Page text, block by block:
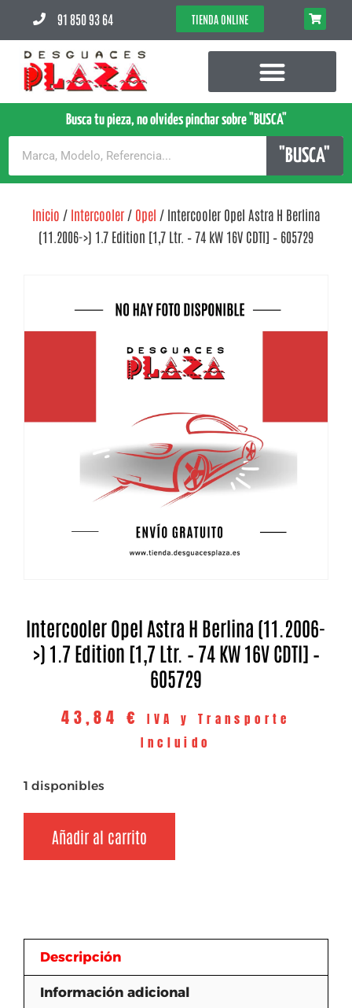
91 850 93 64 TIENDA ONLINE
Busca tu pieza, no olvides pinchar sobre "BUSCA"
"BUSCA"
Inicio / Intercooler / Opel / Intercooler Opel Astra H Berlina
(11.2006->) 1.7 Edition [1,7 Ltr. – 74 kW 16V CDTI] – 605729
Intercooler Opel Astra H Berlina (11.2006-
>) 1.7 Edition [1,7 Ltr. – 74 KW 16V CDTI] –
605729
43,84 €
IVA y Transporte
Incluido
1 disponibles
Añadir al carrito
Descripción
Información adicional